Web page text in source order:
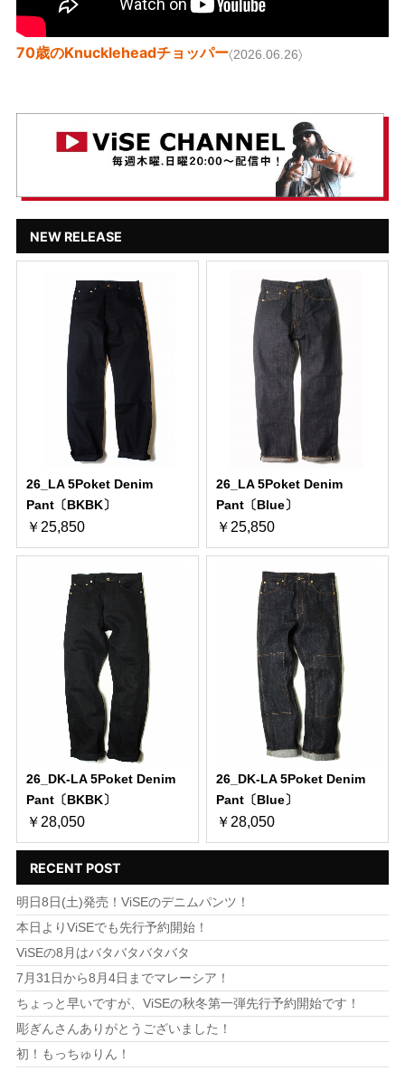
70歳のKnuckleheadチョッパー〈2026.06.26〉
NEW RELEASE
26_LA 5Poket Denim
Pant〔BKBK〕
￥25,850
26_LA 5Poket Denim
Pant〔Blue〕
￥25,850
26_DK-LA 5Poket Denim
Pant〔BKBK〕
￥28,050
26_DK-LA 5Poket Denim
Pant〔Blue〕
￥28,050
RECENT POST
明日8日(土)発売！ViSEのデニムパンツ！
本日よりViSEでも先行予約開始！
ViSEの8月はバタバタバタバタ
7月31日から8月4日までマレーシア！
ちょっと早いですが、ViSEの秋冬第一弾先行予約開始です！
彫ぎんさんありがとうございました！
初！もっちゅりん！